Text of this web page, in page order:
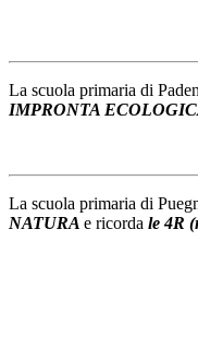
La scuola primaria di
IMPRONTA
La scuola primaria di
NATURA e ricorda le 4R